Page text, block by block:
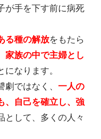
が手を下す前に病死
る種の解放をもたら
家族の中で主婦とし
になります。
劇ではなく、 一人の
、自己を確立し、強
として、多くの人々